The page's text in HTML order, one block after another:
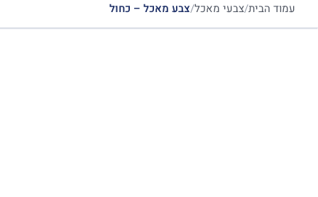
עמוד הבית/צבעי מאכל/צבע מאכל – כחול